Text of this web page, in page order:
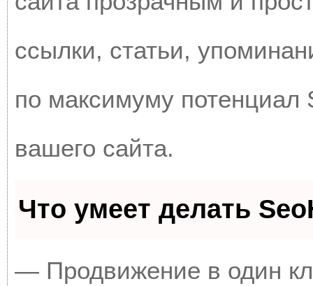
ссылки, статьи,
по максимуму потенциал
вашего сайта.
Что умеет делать
— Продвижение в один